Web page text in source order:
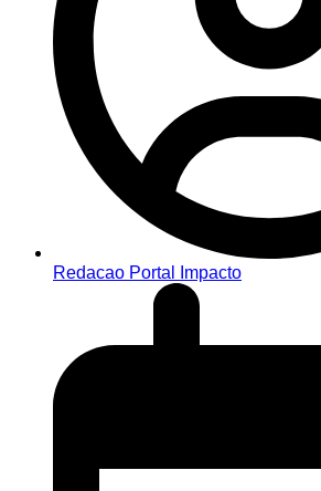
Redacao Portal Impacto